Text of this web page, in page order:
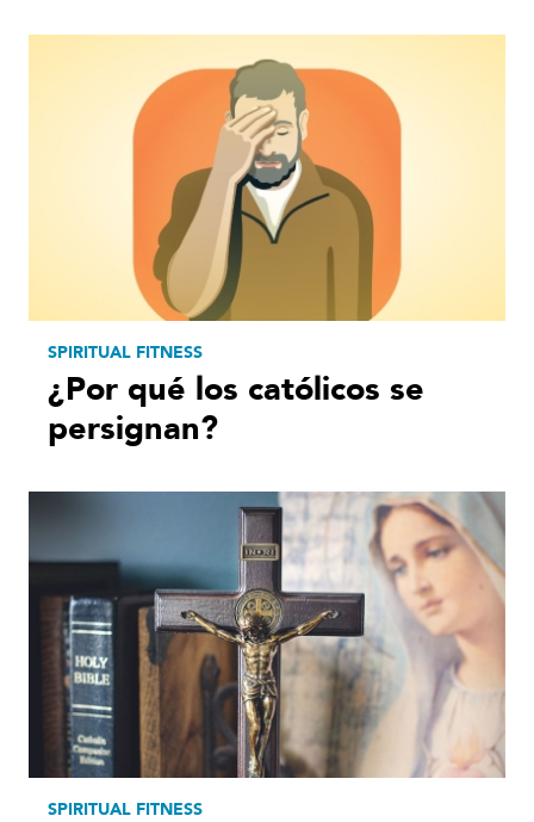
SPIRITUAL FITNESS
¿Por qué los católicos se
persignan?
SPIRITUAL FITNESS